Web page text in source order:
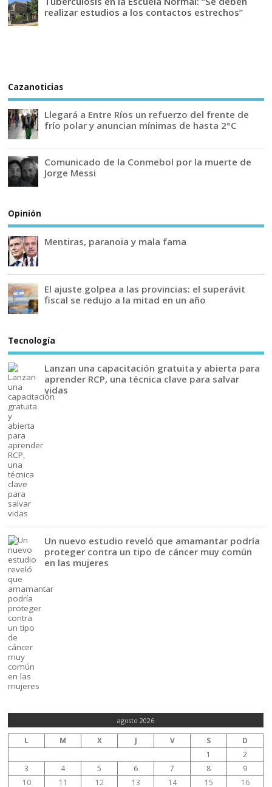
realizar estudios a los contactos estrechos”
Cazanoticias
Llegará a Entre Ríos un refuerzo del frente de
frío polar y anuncian mínimas de hasta 2°C
Comunicado de la Conmebol por la muerte de
Jorge Messi
Opinión
Mentiras, paranoia y mala fama
El ajuste golpea a las provincias: el superávit
fiscal se redujo a la mitad en un año
Tecnología
Lanzan una capacitación gratuita y abierta para
aprender RCP, una técnica clave para salvar
vidas
Un nuevo estudio reveló que amamantar podría
proteger contra un tipo de cáncer muy común
en las mujeres
agosto 2026
L M X J V S
D
1
2
3
4 5 6 7 8
9
10
11 12 13 14 15 16